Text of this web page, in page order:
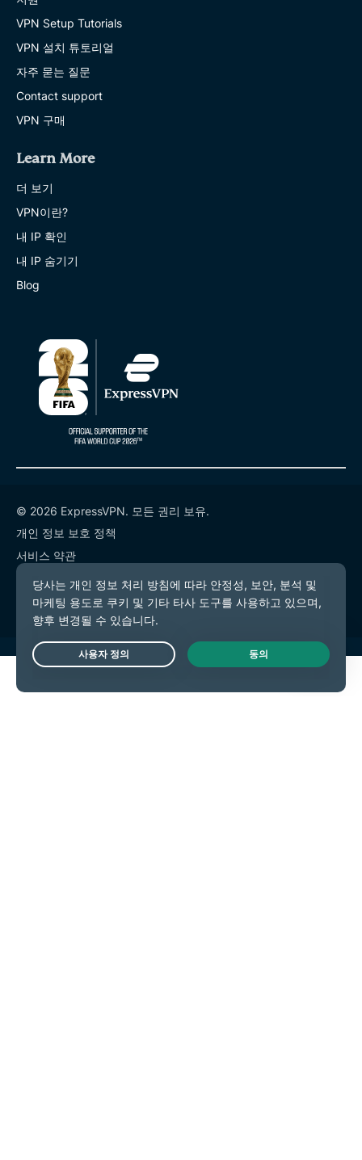
VPN Setup Tutorials
VPN 설치 튜토리얼
자주 묻는 질문
Contact support
VPN 구매
Learn More
더 보기
VPN이란?
내 IP 확인
내 IP 숨기기
Blog
© 2026 ExpressVPN. 모든 권리 보유.
개인 정보 보호 정책
서비스 약관
쿠키 기본 설정
Live Chat